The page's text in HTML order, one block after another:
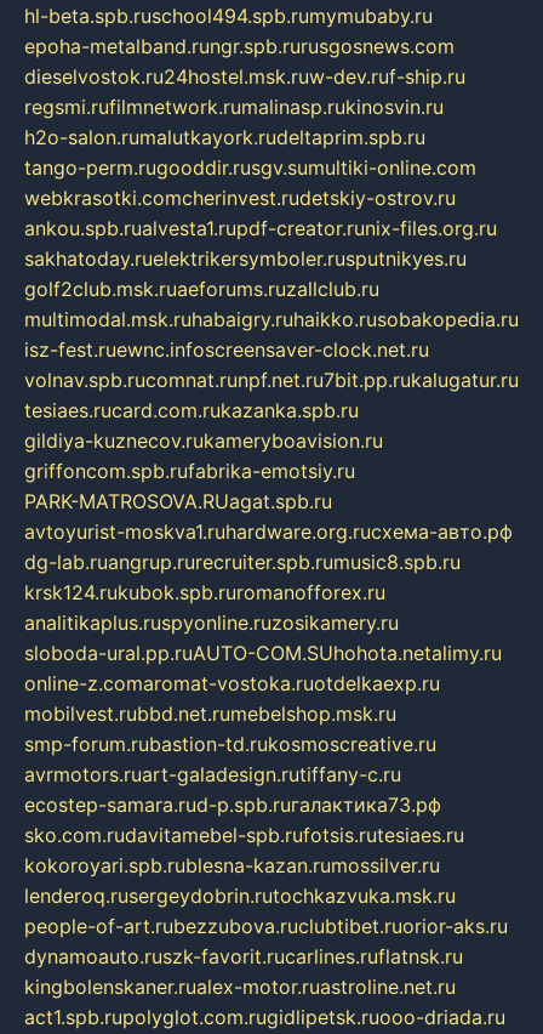
hl-beta.spb.ruschool494.spb.rumymubaby.ru
epoha-metalband.rungr.spb.rurusgosnews.com
dieselvostok.ru24hostel.msk.ruw-dev.ruf-ship.ru
regsmi.rufilmnetwork.rumalinasp.rukinosvin.ru
h2o-salon.rumalutkayork.rudeltaprim.spb.ru
tango-perm.rugooddir.rusgv.sumultiki-online.com
webkrasotki.comcherinvest.rudetskiy-ostrov.ru
ankou.spb.rualvesta1.rupdf-creator.runix-files.org.ru
sakhatoday.ruelektrikersymboler.rusputnikyes.ru
golf2club.msk.ruaeforums.ruzallclub.ru
multimodal.msk.ruhabaigry.ruhaikko.rusobakopedia.ru
isz-fest.ruewnc.infoscreensaver-clock.net.ru
volnav.spb.rucomnat.runpf.net.ru7bit.pp.rukalugatur.ru
tesiaes.rucard.com.rukazanka.spb.ru
gildiya-kuznecov.rukameryboavision.ru
griffoncom.spb.rufabrika-emotsiy.ru
PARK-MATROSOVA.RUagat.spb.ru
avtoyurist-moskva1.ruhardware.org.ruсхема-авто.рф
dg-lab.ruangrup.rurecruiter.spb.rumusic8.spb.ru
krsk124.rukubok.spb.ruromanofforex.ru
analitikaplus.ruspyonline.ruzosikamery.ru
sloboda-ural.pp.ruAUTO-COM.SUhohota.netalimy.ru
online-z.comaromat-vostoka.ruotdelkaexp.ru
mobilvest.rubbd.net.rumebelshop.msk.ru
smp-forum.rubastion-td.rukosmoscreative.ru
avrmotors.ruart-galadesign.rutiffany-c.ru
ecostep-samara.rud-p.spb.ruгалактика73.рф
sko.com.rudavitamebel-spb.rufotsis.rutesiaes.ru
kokoroyari.spb.rublesna-kazan.rumossilver.ru
lenderoq.rusergeydobrin.rutochkazvuka.msk.ru
people-of-art.rubezzubova.ruclubtibet.ruorior-aks.ru
dynamoauto.ruszk-favorit.rucarlines.ruflatnsk.ru
kingbolenskaner.rualex-motor.ruastroline.net.ru
act1.spb.rupolyglot.com.rugidlipetsk.ruooo-driada.ru